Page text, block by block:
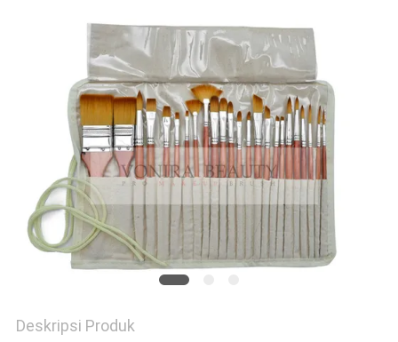
Deskripsi Produk